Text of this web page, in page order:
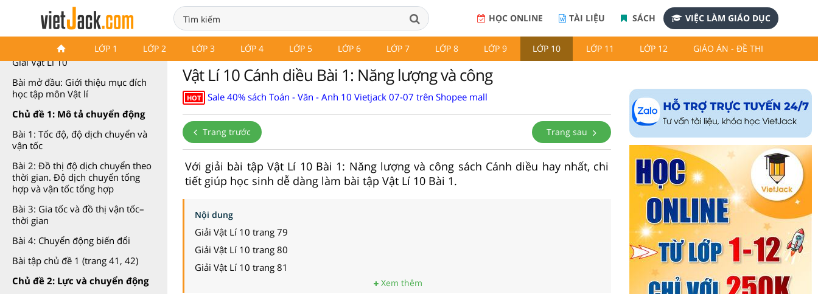
HỌC ONLINE TÀI LIỆU SÁCH VIỆC LÀM GIÁO DỤC
LỚP 1 LỚP 2 LỚP 3 LỚP 4 LỚP 5 LỚP 6 LỚP 7 LỚP 8 LỚP 9 LỚP 10 LỚP 11 LỚP 12 GIÁO ÁN - ĐỀ THI
Vật Lí 10 Cánh diều
Giải Vật Lí 10
Bài mở đầu: Giới thiệu mục đích
học tập môn Vật lí
Chủ đề 1: Mô tả chuyển động
Bài 1: Tốc độ, độ dịch chuyển và
vận tốc
Bài 2: Đồ thị độ dịch chuyển theo
thời gian. Độ dịch chuyển tổng
hợp và vận tốc tổng hợp
Bài 3: Gia tốc và đồ thị vận tốc–
thời gian
Bài 4: Chuyển động biến đổi
Bài tập chủ đề 1 (trang 41, 42)
Chủ đề 2: Lực và chuyển động
Vật Lí 10 Cánh diều Bài 1: Năng lượng và công
HOT Sale 40% sách Toán - Văn - Anh 10 Vietjack 07-07 trên Shopee mall
Trang trước Trang sau
Với giải bài tập Vật Lí 10 Bài 1: Năng lượng và công sách Cánh diều hay nhất, chi
tiết giúp học sinh dễ dàng làm bài tập Vật Lí 10 Bài 1.
Nội dung
Giải Vật Lí 10 trang 79
Giải Vật Lí 10 trang 80
Giải Vật Lí 10 trang 81
Xem thêm